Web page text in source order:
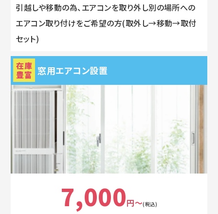
引越しや移動の為、エアコンを取り外し別の場所への
エアコン取り付けをご希望の方(取外し→移動→取付
セット)
在庫
豊富 窓用エアコン設置
7,000円～(税込)